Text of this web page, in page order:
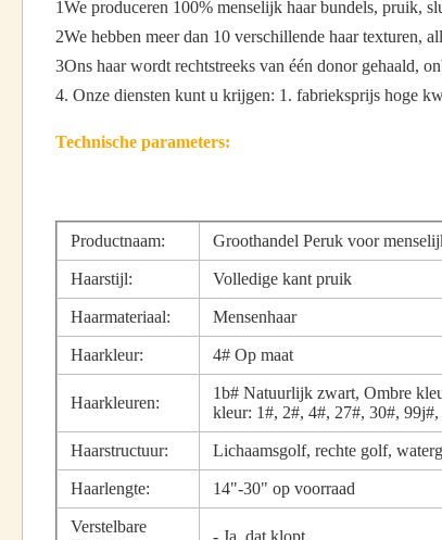
1We produceren 100% menselijk haar bundels, pruik,
2We hebben meer dan 10 verschillende haar texturen,
3Ons haar wordt rechtstreeks van één donor gehaald,
4. Onze diensten kunt u krijgen: 1. fabrieksprijs hoge
Technische parameters:
Productnaam: Groothandel Peruk voor
Haarstijl: Volledige kant pruik
Haarmateriaal: Mensenhaar
Haarkleur: 4# Op maat
Haarkleuren:
1b# Natuurlijk zwart, Ombre
kleur: 1#, 2#, 4#, 27#, 30#,
Haarstructuur: Lichaamsgolf, rechte golf,
Haarlengte: 14"-30" op voorraad
Verstelbare
- Ja, dat klopt.